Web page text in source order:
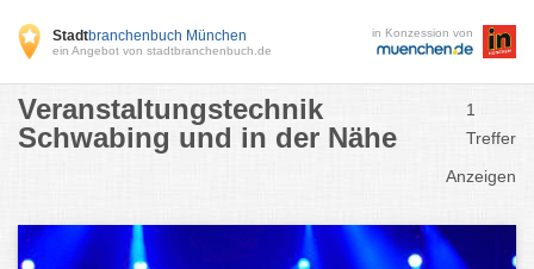
Stadtbranchenbuch München
ein Angebot von stadtbranchenbuch.de
in Konzession von
Veranstaltungstechnik
Schwabing und in der Nähe
1
Treffer
Anzeigen